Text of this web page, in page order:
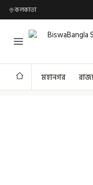
কলকাতা
মহানগর